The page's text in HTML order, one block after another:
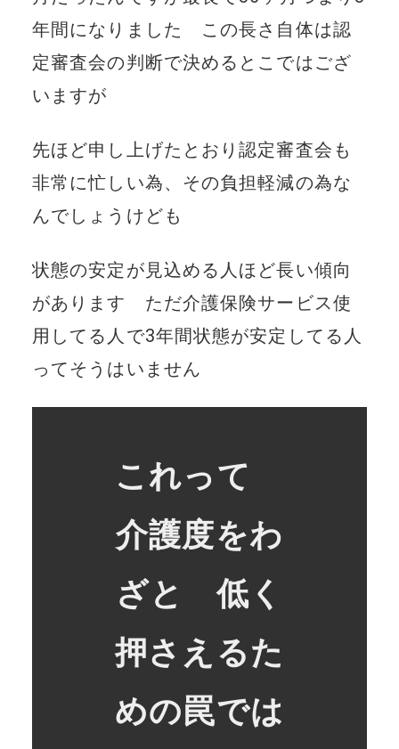
年間になりました この長さ自体は認
定審査会の判断で決めるとこではござ
いますが
先ほど申し上げたとおり認定審査会も
非常に忙しい為、その負担軽減の為な
んでしょうけども
状態の安定が見込める人ほど長い傾向
があります ただ介護保険サービス使
用してる人で3年間状態が安定してる人
ってそうはいません
これって
介護度をわ
ざと 低く
押さえるた
めの罠では